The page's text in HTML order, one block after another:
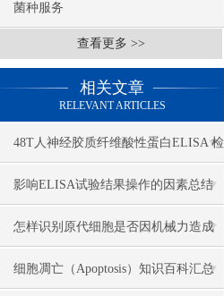
菌种服务
查看更多 >>
相关文章
RELEVANT ARTICLES
48T人神经胶质纤维酸性蛋白ELISA 检
测试剂盒说明书
影响ELISA试验结果操作的因素总结
怎样识别原代细胞是否因机械力造成
损伤？
细胞凋亡（Apoptosis）知识百科汇总